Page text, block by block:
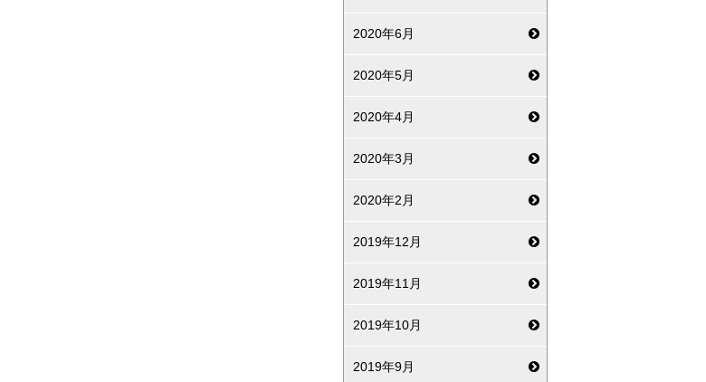
2020年6月
2020年5月
2020年4月
2020年3月
2020年2月
2019年12月
2019年11月
2019年10月
2019年9月